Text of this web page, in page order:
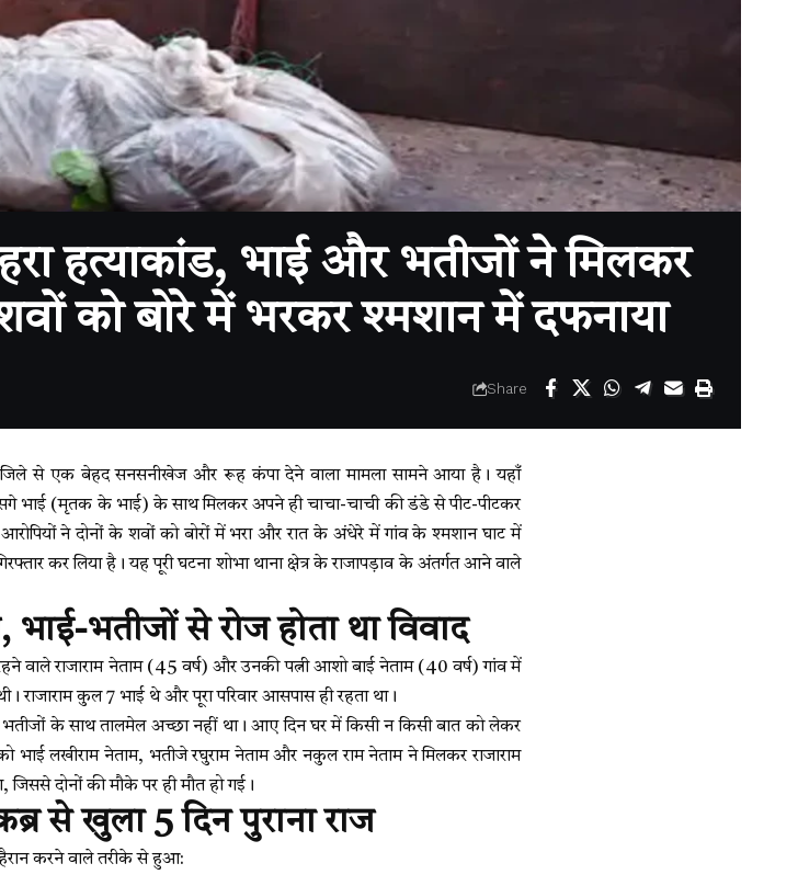
हत्याकांड, भाई और भतीजों ने मिलकर
को बोरे में भरकर श्मशान में दफनाया
Share
जिले से एक बेहद सनसनीखेज और रूह कंपा देने वाला मामला सामने आया है। यहाँ
भाई (मृतक के भाई) के साथ मिलकर अपने ही चाचा-चाची की डंडे से पीट-पीटकर
ने दोनों के शवों को बोरों में भरा और रात के अंधेरे में गांव के श्मशान घाट में
कर लिया है। यह पूरी घटना शोभा थाना क्षेत्र के राजापड़ाव के अंतर्गत आने वाले
भतीजों से रोज होता था विवाद
वाले राजाराम नेताम (45 वर्ष) और उनकी पत्नी आशो बाई नेताम (40 वर्ष) गांव में
राजाराम कुल 7 भाई थे और पूरा परिवार आसपास ही रहता था।
भतीजों के साथ तालमेल अच्छा नहीं था। आए दिन घर में किसी न किसी बात को लेकर
भाई लखीराम नेताम, भतीजे रघुराम नेताम और नकुल राम नेताम ने मिलकर राजाराम
दोनों की मौके पर ही मौत हो गई।
से खुला 5 दिन पुराना राज
करने वाले तरीके से हुआ: